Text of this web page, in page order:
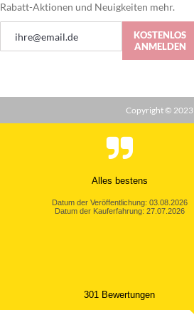
Rabatt-Aktionen und Neuigkeiten mehr.
zum
KOSTENLOS
ANMELDEN
Copyright © 2023
Alles bestens
Datum der Veröffentlichung: 03.08.2026
Datum der Kauferfahrung: 27.07.2026
301 Bewertungen